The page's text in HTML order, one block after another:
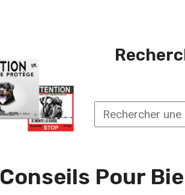
Rechercher
Conseils Pour